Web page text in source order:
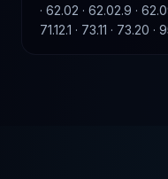
· 62.02 · 62.02.9 · 62.09
71.12.1 · 73.11 · 73.20 ·